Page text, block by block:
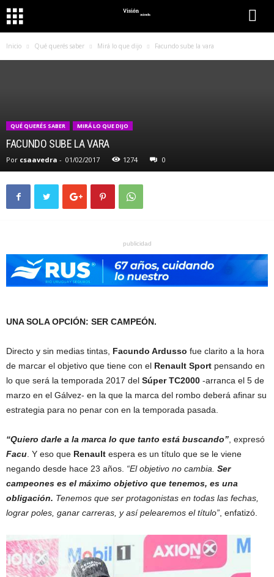
Inicio Qué querés saber Mirá lo que dijo Facundo sube la vara
QUÉ QUERÉS SABER MIRÁ LO QUE DIJO
FACUNDO SUBE LA VARA
Por csaavedra - 01/02/2017 1274 0
publicidad
UNA SOLA OPCIÓN: SER CAMPEÓN.
Directo y sin medias tintas, Facundo Ardusso fue clarito a la hora
de marcar el objetivo que tiene con el Renault Sport pensando en
lo que será la temporada 2017 del Súper TC2000 -arranca el 5 de
marzo en el Gálvez- en la que la marca del rombo deberá afinar su
estrategia para no penar con en la temporada pasada.
“Quiero darle a la marca lo que tanto está buscando” , expresó
Facu . Y eso que Renault espera es un título que se le viene
negando desde hace 23 años. “El objetivo no cambia. Ser
campeones es el máximo objetivo que tenemos, es una
obligación. Tenemos que ser protagonistas en todas las fechas,
lograr poles, ganar carreras, y así pelearemos el título” , enfatizó.